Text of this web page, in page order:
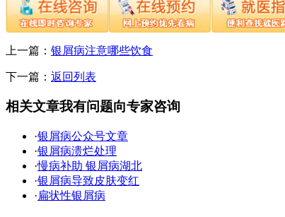
上一篇： 银屑病注意哪些饮食
下一篇： 返回列表
相关文章我有问题向专家咨询
·银屑病公众号文章
·银屑病溃烂处理
·慢病补助 银屑病湖北
·银屑病导致皮肤变红
·扁状性银屑病